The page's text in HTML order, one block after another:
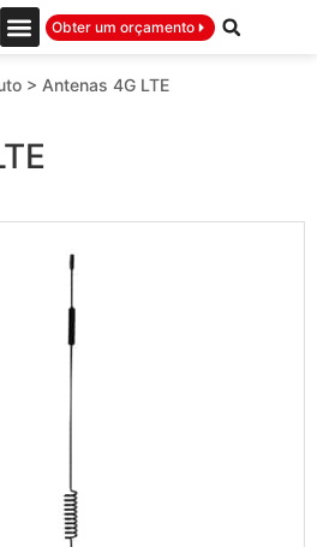
Obter um orçamento
> Antenas 4G LTE